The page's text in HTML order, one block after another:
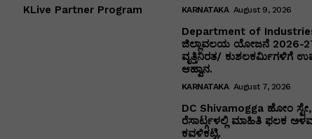
KLive Partner Program KARNATAKA August 9, 2026
Department of
ಜಿಲ್ಲಾವಲಯ ಯೋಜನೆ 2026-27
ವೃತ್ತಿನಿರತ/ ಕುಶಲಕರ್ಮಿಗಳಿಗೆ
ಆಹ್ವಾನ.
KARNATAKA August 7, 2026
DC Shivamogga ಹೋಂ
ರೆಸಾರ್ಟ್ಗಳಲ್ಲಿ ಮಾಹಿತಿ ಫಲಕ
ಕವಳಿಕಟ್ಟಿ.